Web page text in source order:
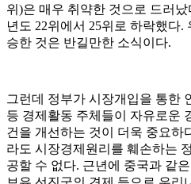
위)은 매우 취약한 것으로 드러
년도 22위에서 25위로 하락했다
승한 것은 반길만한 소식이다.
그런데 정부가 시장개입을 통한
등 경제활동 주체들이 자유로운
건을 개선하는 것이 더욱 중요하
라도 시장경제원리를 훼손하는
공할 수 없다. 근년에 중국과 같